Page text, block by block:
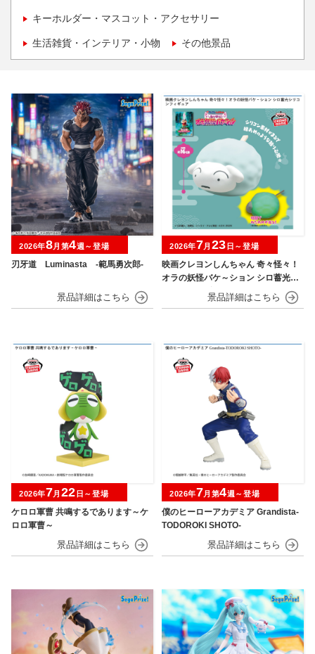
キーホルダー・マスコット・アクセサリー
生活雑貨・インテリア・小物 その他景品
刃牙道 Luminasta ‐範馬勇次郎‐
2026年8月第4週～登場
映画クレヨンしんちゃん 奇々怪々！
オラの妖怪バケ～ション シロ蓄光シ
リコンフィギュア
2026年7月 23 日～登場
ケロロ軍曹 共鳴するであります～ケ
ロロ軍曹～
2026年7月 22 日～登場
僕のヒーローアカデミア Grandista-
TODOROKI SHOTO-
2026年7月第4週～登場